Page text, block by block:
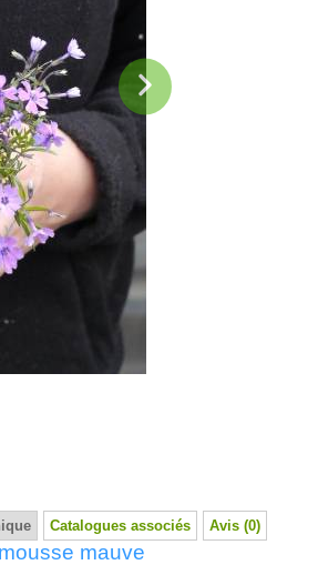
Catalogues associés Avis (0)
mauve